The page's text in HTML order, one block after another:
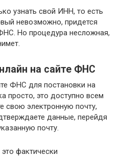
узнать свой ИНН, то есть
невозможно, придется
Но процедура несложная,
на сайте ФНС
ФНС для постановки на
просто, это доступно всем
электронную почту,
данные, перейдя
почту.
фактически